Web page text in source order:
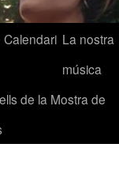
Calendari La nostra
música
de la Mostra de